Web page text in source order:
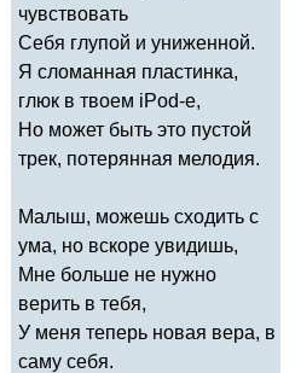
чувствовать
Себя глупой и униженной.
Я сломанная пластинка,
глюк в твоем iPod-е,
Но может быть это пустой
трек, потерянная мелодия.
Малыш, можешь сходить с
ума, но вскоре увидишь,
Мне больше не нужно
верить в тебя,
У меня теперь новая вера, в
саму себя.